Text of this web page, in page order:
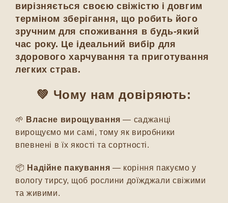
вирізняється своєю свіжістю і довгим
терміном зберігання, що робить його
зручним для споживання в будь-який
час року. Це ідеальний вибір для
здорового харчування та приготування
легких страв.
💚 Чому нам довіряють:
🌱 Власне вирощування — саджанці
вирощуємо ми самі, тому як виробники
впевнені в їх якості та сортності.
📦 Надійне пакування — коріння пакуємо у
вологу тирсу, щоб рослини доїжджали свіжими
та живими.